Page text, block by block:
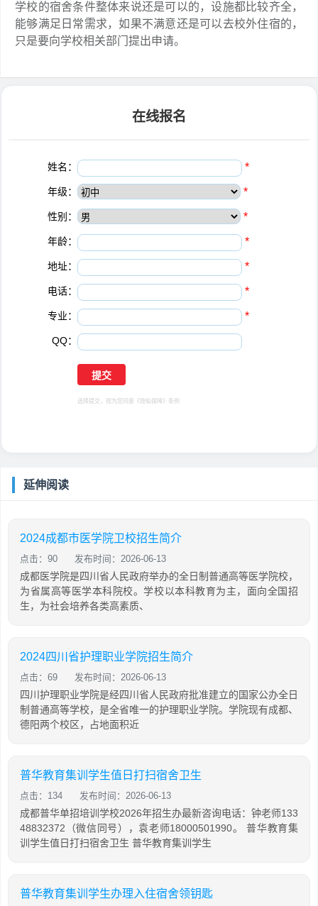
学校的宿舍条件整体来说还是可以的，设施都比较齐全，
能够满足日常需求，如果不满意还是可以去校外住宿的，
只是要向学校相关部门提出申请。
在线报名
姓名： *
年级： *
性别： *
年龄： *
地址： *
电话： *
专业： *
QQ：
选择提交，视为您同意 《隐私保障》 条例
延伸阅读
2024成都市医学院卫校招生简介
点击：90 发布时间：2026-06-13
成都医学院是四川省人民政府举办的全日制普通高等医学院校，
为省属高等医学本科院校。学校以本科教育为主，面向全国招
生，为社会培养各类高素质、
2024四川省护理职业学院招生简介
点击：69 发布时间：2026-06-13
四川护理职业学院是经四川省人民政府批准建立的国家公办全日
制普通高等学校，是全省唯一的护理职业学院。学院现有成都、
德阳两个校区，占地面积近
普华教育集训学生值日打扫宿舍卫生
点击：134 发布时间：2026-06-13
成都普华单招培训学校2026年招生办最新咨询电话：钟老师133
48832372（微信同号），袁老师18000501990。 普华教育集
训学生值日打扫宿舍卫生 普华教育集训学生
普华教育集训学生办理入住宿舍领钥匙